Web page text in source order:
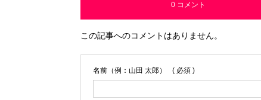
0 コメント
この記事へのコメントはありません。
名前（例：山田 太郎） ( 必須 )